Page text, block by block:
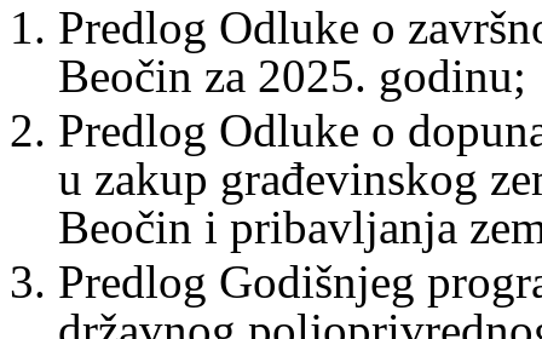
Predlog Odluke o
Beočin za 2025. godinu;
Predlog Odluke o
u zakup građevinskog
Beočin i pribavljanja
Predlog Godišnjeg